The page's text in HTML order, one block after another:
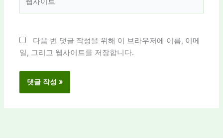
다음 번 댓글 작성을 위해 이 브라우저에 이름, 이메
일, 그리고 웹사이트를 저장합니다.